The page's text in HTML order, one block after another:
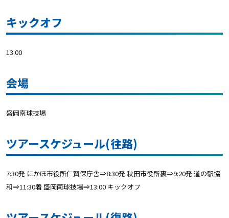
キックオフ
13:00
会場
盛岡南球技場
ツアースケジュール(往路)
7:30発 にかほ市役所仁賀保庁舎⇒8:30発 秋田市役所裏⇒9:20発 道の駅協
和⇒11:30着 盛岡南球技場⇒13:00 キックオフ